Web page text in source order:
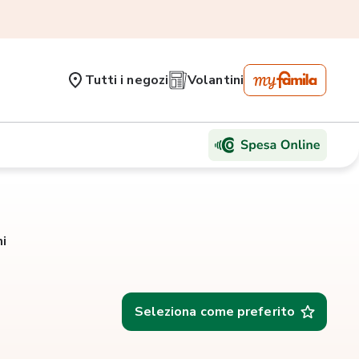
Tutti i negozi Volantini
Seleziona come preferito